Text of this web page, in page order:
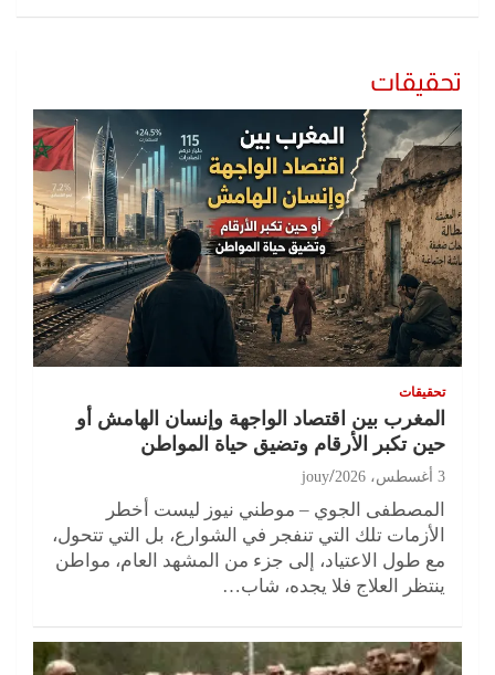
تحقيقات
تحقيقات
المغرب بين اقتصاد الواجهة وإنسان الهامش أو
حين تكبر الأرقام وتضيق حياة المواطن
3 أغسطس، 2026 jouy
المصطفى الجوي – موطني نيوز ليست أخطر
الأزمات تلك التي تنفجر في الشوارع، بل التي تتحول،
مع طول الاعتياد، إلى جزء من المشهد العام، مواطن
ينتظر العلاج فلا يجده، شاب…